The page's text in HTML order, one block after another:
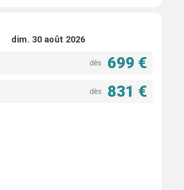
dim. 30 août 2026
dès 699 €
dès 831 €